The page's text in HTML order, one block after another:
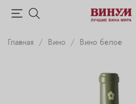
Главная Вино Вино белое